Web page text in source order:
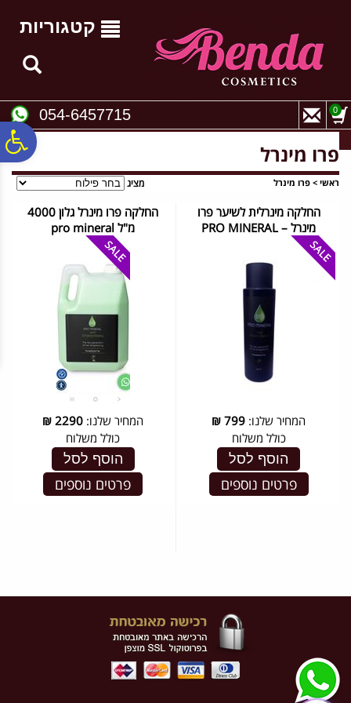
נגישות
קטגוריות
054-6457715 0
פרו מינרל
ראשי > פרו מינרל מציג
החלקה מינרלית לשיער פרו
מינרל – PRO MINERAL
המחיר שלנו: 799
₪
כולל משלוח
הוסף לסל
פרטים נוספים
החלקה פרו מינרל גלון 4000
מ"ל pro mineral
המחיר שלנו: 2290
₪
כולל משלוח
הוסף לסל
פרטים נוספים